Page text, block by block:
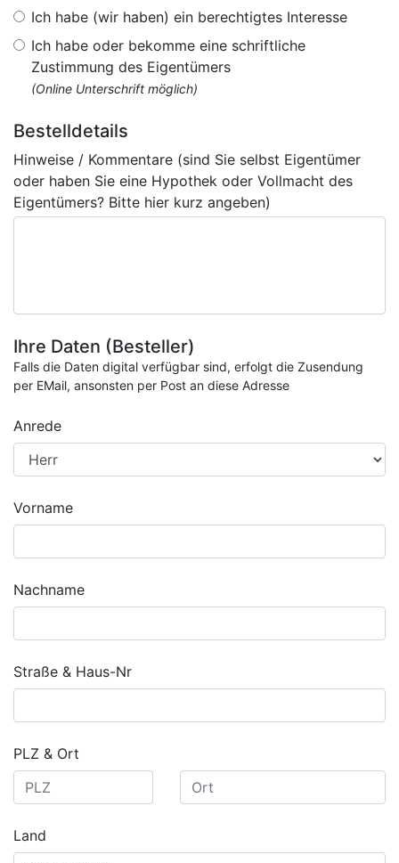
Ich habe (wir haben) ein berechtigtes Interesse
Ich habe oder bekomme eine schriftliche
Zustimmung des Eigentümers
(Online Unterschrift möglich)
Bestelldetails
Hinweise / Kommentare (sind Sie selbst Eigentümer
oder haben Sie eine Hypothek oder Vollmacht des
Eigentümers? Bitte hier kurz angeben)
Ihre Daten (Besteller)
Falls die Daten digital verfügbar sind, erfolgt die Zusendung
per EMail, ansonsten per Post an diese Adresse
Anrede
Vorname
Nachname
Straße & Haus-Nr
PLZ & Ort
Land